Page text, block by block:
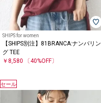
SHIPS for women
【SHIPS別注】81BRANCA:ナンバリン
グ TEE
￥8,580 〔40%OFF〕
セール